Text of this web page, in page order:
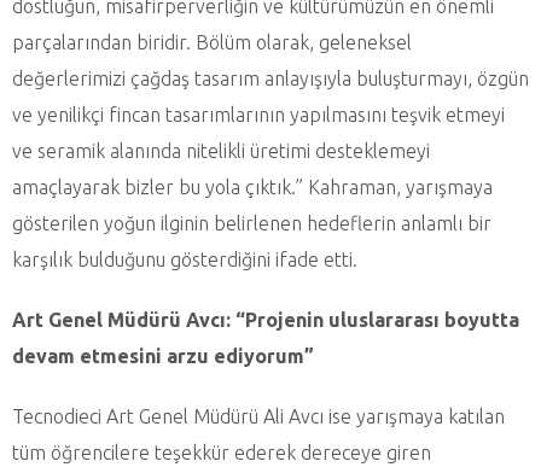
dostluğun, misafirperverliğin ve kültürümüzün en önemli
parçalarından biridir. Bölüm olarak, geleneksel
değerlerimizi çağdaş tasarım anlayışıyla buluşturmayı, özgün
ve yenilikçi fincan tasarımlarının yapılmasını teşvik etmeyi
ve seramik alanında nitelikli üretimi desteklemeyi
amaçlayarak bizler bu yola çıktık.” Kahraman, yarışmaya
gösterilen yoğun ilginin belirlenen hedeflerin anlamlı bir
karşılık bulduğunu gösterdiğini ifade etti.
Art Genel Müdürü Avcı: “Projenin uluslararası boyutta
devam etmesini arzu ediyorum”
Tecnodieci Art Genel Müdürü Ali Avcı ise yarışmaya katılan
tüm öğrencilere teşekkür ederek dereceye giren